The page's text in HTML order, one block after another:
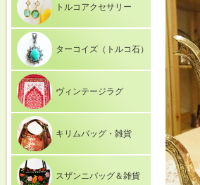
トルコアクセサリー
ターコイズ（トルコ石）
ヴィンテージラグ
キリムバッグ・雑貨
スザンニバッグ＆雑貨